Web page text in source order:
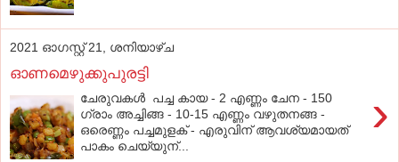
2021 ഓഗസ്റ്റ് 21, ശനിയാഴ്‌ച
ഓണമെഴുക്കുപുരട്ടി
›
ചേരുവകൾ പച്ച കായ - 2 എണ്ണം ചേന - 150
ഗ്രാം അച്ചിങ്ങ - 10-15 എണ്ണം വഴുതനങ്ങ -
ഒരെണ്ണം പച്ചമുളക് - എരുവിന് ആവശ്യമായത്
പാകം ചെയ്യുന്...